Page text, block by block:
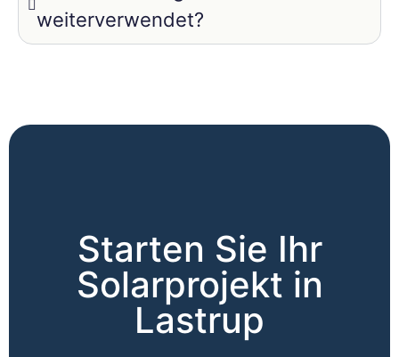
weiterverwendet?
Starten Sie Ihr
Solarprojekt in
Lastrup​